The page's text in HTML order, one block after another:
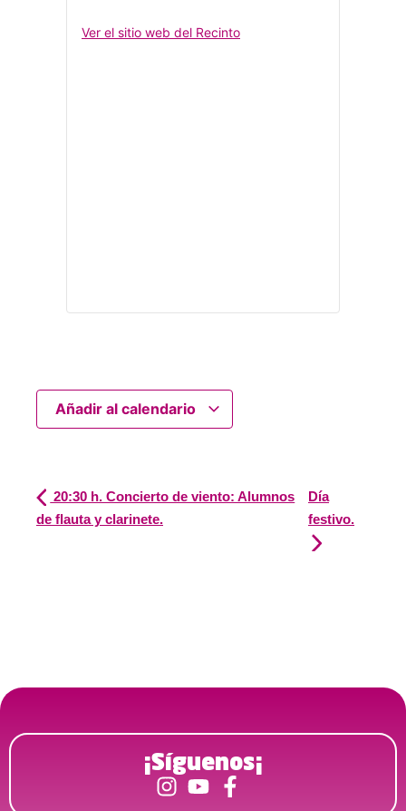
Ver el sitio web del Recinto
Añadir al calendario
20:30 h. Concierto de viento: Alumnos
de flauta y clarinete.
Día
festivo.
¡Síguenos¡